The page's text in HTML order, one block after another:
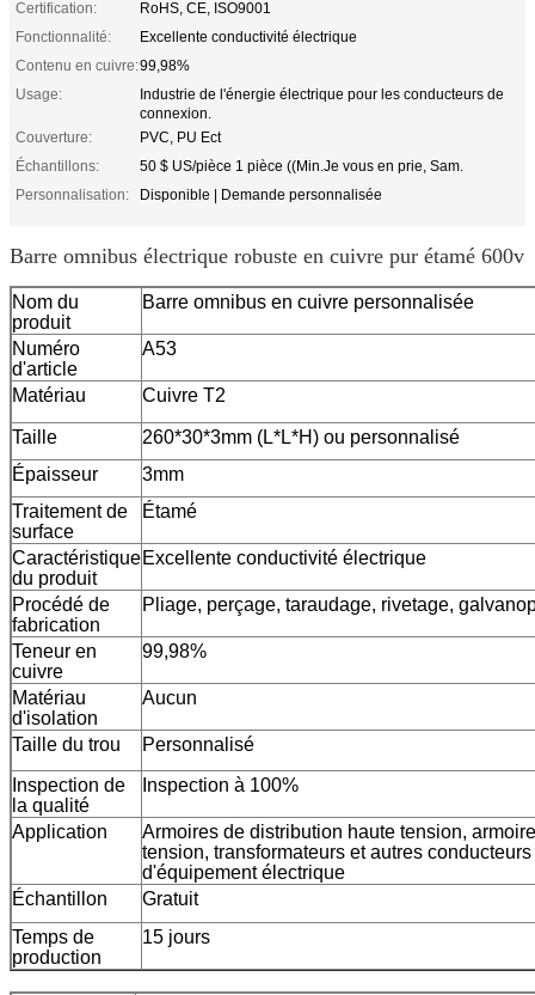
Certification:
RoHS, CE, ISO9001
Fonctionnalité:
Excellente conductivité électrique
Contenu en cuivre:99,98%
Usage:
Industrie de l'énergie électrique pour les conducteurs de
connexion.
Couverture:
PVC, PU Ect
Échantillons:
50 $ US/pièce 1 pièce ((Min.Je vous en prie, Sam.
Personnalisation:
Disponible | Demande personnalisée
Barre omnibus électrique robuste en cuivre pur étamé 600v
Nom du
produit
Barre omnibus en cuivre personnalisée
Numéro
d'article
A53
Matériau Cuivre T2
Taille
260*30*3mm (L*L*H) ou personnalisé
Épaisseur
3mm
Traitement de
surface
Étamé
Caractéristique
du produit
Excellente conductivité électrique
Procédé de
fabrication
Pliage, perçage, taraudage, rivetage,
Teneur en
cuivre
99,98%
Matériau
d'isolation
Aucun
Taille du trou
Personnalisé
Inspection de
la qualité
Inspection à 100%
Application
Armoires de distribution haute tension,
tension, transformateurs et autres
d'équipement électrique
Échantillon
Gratuit
Temps de
production
15 jours